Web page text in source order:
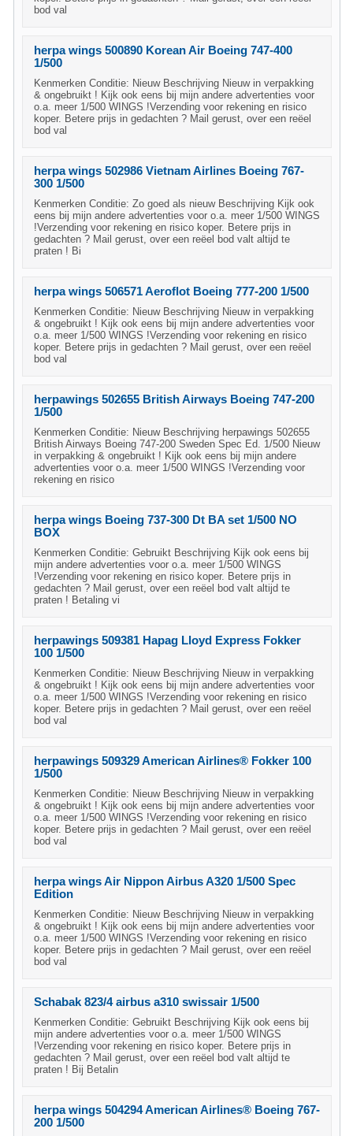
bod val
herpa wings 500890 Korean Air Boeing 747-400
1/500
Kenmerken Conditie: Nieuw Beschrijving Nieuw in verpakking
& ongebruikt ! Kijk ook eens bij mijn andere advertenties voor
o.a. meer 1/500 WINGS !Verzending voor rekening en risico
koper. Betere prijs in gedachten ? Mail gerust, over een reëel
bod val
herpa wings 502986 Vietnam Airlines Boeing 767-
300 1/500
Kenmerken Conditie: Zo goed als nieuw Beschrijving Kijk ook
eens bij mijn andere advertenties voor o.a. meer 1/500 WINGS
!Verzending voor rekening en risico koper. Betere prijs in
gedachten ? Mail gerust, over een reëel bod valt altijd te
praten ! Bi
herpa wings 506571 Aeroflot Boeing 777-200 1/500
Kenmerken Conditie: Nieuw Beschrijving Nieuw in verpakking
& ongebruikt ! Kijk ook eens bij mijn andere advertenties voor
o.a. meer 1/500 WINGS !Verzending voor rekening en risico
koper. Betere prijs in gedachten ? Mail gerust, over een reëel
bod val
herpawings 502655 British Airways Boeing 747-200
1/500
Kenmerken Conditie: Nieuw Beschrijving herpawings 502655
British Airways Boeing 747-200 Sweden Spec Ed. 1/500 Nieuw
in verpakking & ongebruikt ! Kijk ook eens bij mijn andere
advertenties voor o.a. meer 1/500 WINGS !Verzending voor
rekening en risico
herpa wings Boeing 737-300 Dt BA set 1/500 NO
BOX
Kenmerken Conditie: Gebruikt Beschrijving Kijk ook eens bij
mijn andere advertenties voor o.a. meer 1/500 WINGS
!Verzending voor rekening en risico koper. Betere prijs in
gedachten ? Mail gerust, over een reëel bod valt altijd te
praten ! Betaling vi
herpawings 509381 Hapag Lloyd Express Fokker
100 1/500
Kenmerken Conditie: Nieuw Beschrijving Nieuw in verpakking
& ongebruikt ! Kijk ook eens bij mijn andere advertenties voor
o.a. meer 1/500 WINGS !Verzending voor rekening en risico
koper. Betere prijs in gedachten ? Mail gerust, over een reëel
bod val
herpawings 509329 American Airlines® Fokker 100
1/500
Kenmerken Conditie: Nieuw Beschrijving Nieuw in verpakking
& ongebruikt ! Kijk ook eens bij mijn andere advertenties voor
o.a. meer 1/500 WINGS !Verzending voor rekening en risico
koper. Betere prijs in gedachten ? Mail gerust, over een reëel
bod val
herpa wings Air Nippon Airbus A320 1/500 Spec
Edition
Kenmerken Conditie: Nieuw Beschrijving Nieuw in verpakking
& ongebruikt ! Kijk ook eens bij mijn andere advertenties voor
o.a. meer 1/500 WINGS !Verzending voor rekening en risico
koper. Betere prijs in gedachten ? Mail gerust, over een reëel
bod val
Schabak 823/4 airbus a310 swissair 1/500
Kenmerken Conditie: Gebruikt Beschrijving Kijk ook eens bij
mijn andere advertenties voor o.a. meer 1/500 WINGS
!Verzending voor rekening en risico koper. Betere prijs in
gedachten ? Mail gerust, over een reëel bod valt altijd te
praten ! Bij Betalin
herpa wings 504294 American Airlines® Boeing 767-
200 1/500